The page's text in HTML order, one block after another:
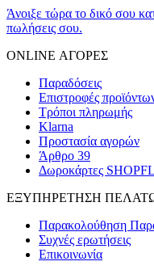
Άνοιξε τώρα το δικό σου
πωλήσεις σου.
ONLINE ΑΓΟΡΕΣ
Παραδόσεις
Επιστροφές
Τρόποι πληρωμής
Klarna
Προστασία αγορών
Άρθρο 39
Δωροκάρτες
ΕΞΥΠΗΡΕΤΗΣΗ
Παρακολούθηση
Συχνές ερωτήσεις
Επικοινωνία